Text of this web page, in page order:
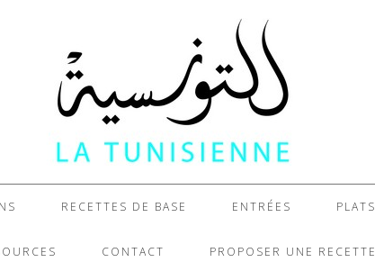
RECETTES DE BASE ENTRÉES PLATS
CONTACT PROPOSER UNE RECETTE